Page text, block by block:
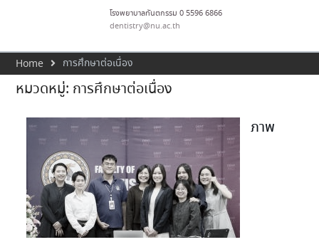
2569 ณ คณะทันแพทยศาสตร์
โรงพยาบาลทันตกรรม 0 5596 6866
dentistry@nu.ac.th
Home การศึกษาต่อเนื่อง
หมวดหมู่: การศึกษาต่อเนื่อง
ภาพ